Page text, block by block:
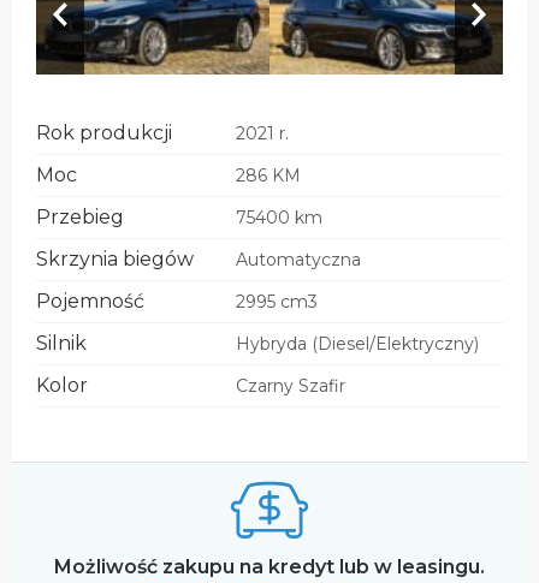
Rok produkcji 2021 r.
Moc 286 KM
Przebieg 75400 km
Skrzynia biegów Automatyczna
Pojemność 2995 cm3
Silnik Hybryda (Diesel/Elektryczny)
Kolor Czarny Szafir
Możliwość zakupu na kredyt lub w leasingu.